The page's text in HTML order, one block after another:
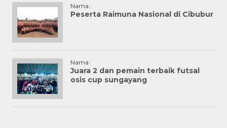
Nama :
Peserta Raimuna Nasional di Cibubur
Nama :
Juara 2 dan pemain terbaik futsal
osis cup sungayang